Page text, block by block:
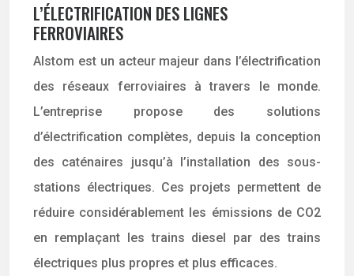
L’ÉLECTRIFICATION DES LIGNES
FERROVIAIRES
Alstom est un acteur majeur dans l’électrification
des réseaux ferroviaires à travers le monde.
L’entreprise propose des solutions
d’électrification complètes, depuis la conception
des caténaires jusqu’à l’installation des sous-
stations électriques. Ces projets permettent de
réduire considérablement les émissions de CO2
en remplaçant les trains diesel par des trains
électriques plus propres et plus efficaces.